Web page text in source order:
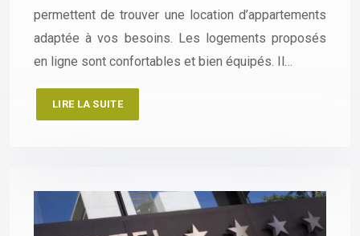
permettent de trouver une location d’appartements
adaptée à vos besoins. Les logements proposés
en ligne sont confortables et bien équipés. Il…
LIRE LA SUITE